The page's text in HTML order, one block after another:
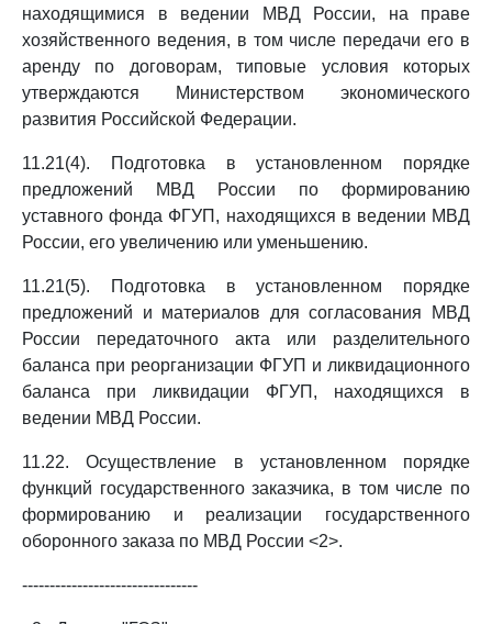
находящимися в ведении МВД России, на праве
хозяйственного ведения, в том числе передачи его в
аренду по договорам, типовые условия которых
утверждаются Министерством экономического
развития Российской Федерации.
11.21(4). Подготовка в установленном порядке
предложений МВД России по формированию
уставного фонда ФГУП, находящихся в ведении МВД
России, его увеличению или уменьшению.
11.21(5). Подготовка в установленном порядке
предложений и материалов для согласования МВД
России передаточного акта или разделительного
баланса при реорганизации ФГУП и ликвидационного
баланса при ликвидации ФГУП, находящихся в
ведении МВД России.
11.22. Осуществление в установленном порядке
функций государственного заказчика, в том числе по
формированию и реализации государственного
оборонного заказа по МВД России <2>.
--------------------------------